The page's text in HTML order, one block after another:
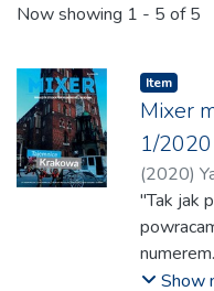
Now showing 1 - 5 of 5
Item
Mixer
1/2020
(2020)
"Tak jak
Show